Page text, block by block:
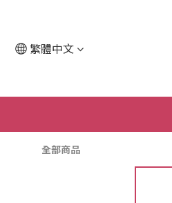
繁體中文
全部商品